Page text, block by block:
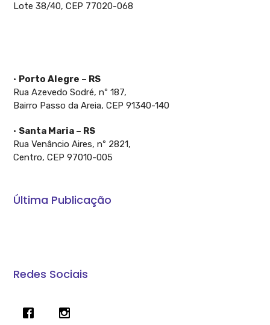
Lote 38/40, CEP 77020-068
• Porto Alegre – RS
Rua Azevedo Sodré, nº 187,
Bairro Passo da Areia, CEP 91340-140
• Santa Maria – RS
Rua Venâncio Aires, nº 2821,
Centro, CEP 97010-005
Última Publicação
Redes Sociais